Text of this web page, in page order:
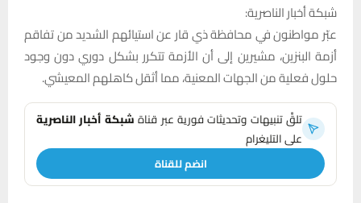
شبكة أخبار الناصرية:
عبّر مواطنون في محافظة ذي قار عن استيائهم الشديد من تفاقم
أزمة البنزين، مشيرين إلى أن الأزمة تتكرر بشكل دوري دون وجود
حلول فعلية من الجهات المعنية، مما أثقل كاهلهم المعيشي.
تلقَّ تنبيهات وتحديثات فورية عبر قناةشبكة أخبار الناصرية
على التليغرام
انضم للقناة